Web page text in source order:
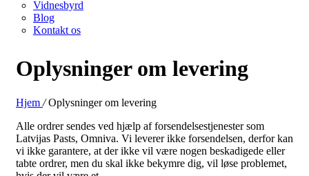
Vidnesbyrd
Blog
Kontakt os
Oplysninger om levering
Hjem /Oplysninger om levering
Alle ordrer sendes ved hjælp af forsendelsestjenester som
Latvijas Pasts, Omniva. Vi leverer ikke forsendelsen, derfor kan
vi ikke garantere, at der ikke vil være nogen beskadigede eller
tabte ordrer, men du skal ikke bekymre dig, vil løse problemet,